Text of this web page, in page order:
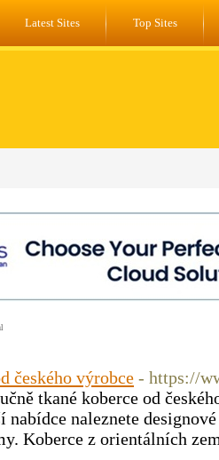
Latest Sites Top Sites
českého výrobce - https://
tkané koberce od
naleznete
Koberce z orientálních